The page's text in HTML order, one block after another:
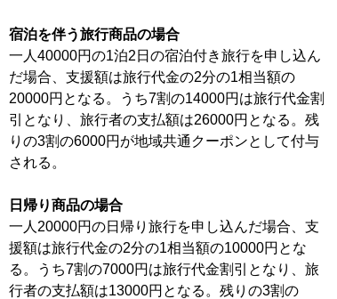
宿泊を伴う旅行商品の場合
一人40000円の1泊2日の宿泊付き旅行を申し込ん
だ場合、支援額は旅行代金の2分の1相当額の
20000円となる。うち7割の14000円は旅行代金割
引となり、旅行者の支払額は26000円となる。残
りの3割の6000円が地域共通クーポンとして付与
される。
日帰り商品の場合
一人20000円の日帰り旅行を申し込んだ場合、支
援額は旅行代金の2分の1相当額の10000円とな
る。うち7割の7000円は旅行代金割引となり、旅
行者の支払額は13000円となる。残りの3割の